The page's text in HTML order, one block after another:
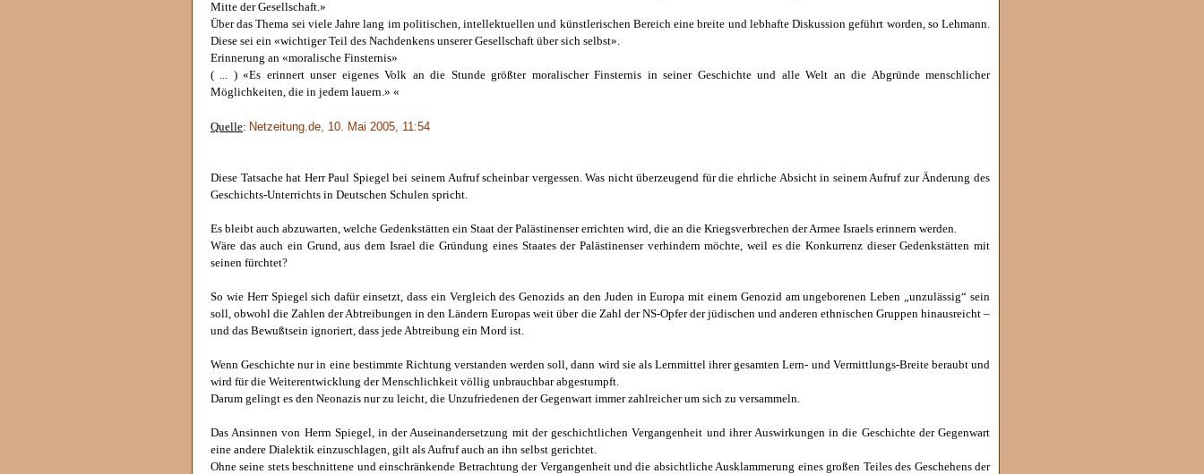
Mitte der Gesellschaft.»
Über das Thema sei viele Jahre lang im politischen, intellektuellen und künstlerischen Bereich eine breite und lebhafte Diskussion geführt worden, so Lehmann.
Diese sei ein «wichtiger Teil des Nachdenkens unserer Gesellschaft über sich selbst».
Erinnerung an «moralische Finsternis»
( ... ) «Es erinnert unser eigenes Volk an die Stunde größter moralischer Finsternis in seiner Geschichte und alle Welt an die Abgründe menschlicher
Möglichkeiten, die in jedem lauern.» «
Quelle: Netzeitung.de, 10. Mai 2005, 11:54
Diese Tatsache hat Herr Paul Spiegel bei seinem Aufruf scheinbar vergessen. Was nicht überzeugend für die ehrliche Absicht in seinem Aufruf zur Änderung des
Geschichts-Unterrichts in Deutschen Schulen spricht.
Es bleibt auch abzuwarten, welche Gedenkstätten ein Staat der Palästinenser errichten wird, die an die Kriegsverbrechen der Armee Israels erinnern werden.
Wäre das auch ein Grund, aus dem Israel die Gründung eines Staates der Palästinenser verhindern möchte, weil es die Konkurrenz dieser Gedenkstätten mit
seinen fürchtet?
So wie Herr Spiegel sich dafür einsetzt, dass ein Vergleich des Genozids an den Juden in Europa mit einem Genozid am ungeborenen Leben „unzulässig“ sein
soll, obwohl die Zahlen der Abtreibungen in den Ländern Europas weit über die Zahl der NS-Opfer der jüdischen und anderen ethnischen Gruppen hinausreicht –
und das Bewußtsein ignoriert, dass jede Abtreibung ein Mord ist.
Wenn Geschichte nur in eine bestimmte Richtung verstanden werden soll, dann wird sie als Lernmittel ihrer gesamten Lern- und Vermittlungs-Breite beraubt und
wird für die Weiterentwicklung der Menschlichkeit völlig unbrauchbar abgestumpft.
Darum gelingt es den Neonazis nur zu leicht, die Unzufriedenen der Gegenwart immer zahlreicher um sich zu versammeln.
Das Ansinnen von Herrn Spiegel, in der Auseinandersetzung mit der geschichtlichen Vergangenheit und ihrer Auswirkungen in die Geschichte der Gegenwart
eine andere Dialektik einzuschlagen, gilt als Aufruf auch an ihn selbst gerichtet.
Ohne seine stets beschnittene und einschränkende Betrachtung der Vergangenheit und die absichtliche Ausklammerung eines großen Teiles des Geschehens der